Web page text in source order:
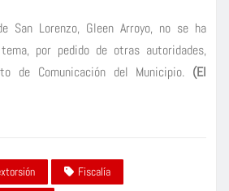
San Lorenzo, Gleen Arroyo, no se ha
por pedido de otras autoridades,
de Comunicación del Municipio. (El
Fiscalía